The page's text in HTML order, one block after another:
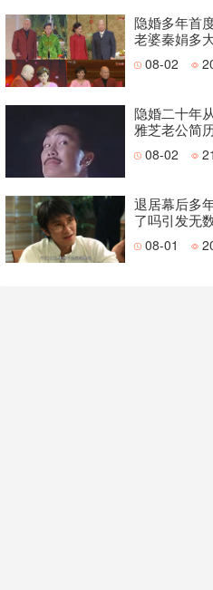
隐婚多年首
老婆秦娟多
08-02
隐婚二十年
雅芝老公简
08-02 21
退居幕后多
了吗引发无
08-01